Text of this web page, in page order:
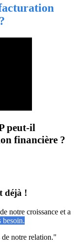
peut-il
financière ?
déjà !
notre croissance et a
besoin.
de notre relation."